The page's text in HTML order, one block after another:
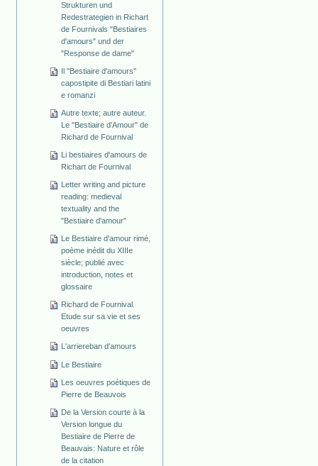
Strukturen und
Redestrategien in Richart
de Fournivals "Bestiaires
d'amours" und der
"Response de dame"
Il "Bestiaire d'amours"
capostipite di Bestiari latini
e romanzi
Autre texte; autre auteur.
Le "Bestiaire d'Amour" de
Richard de Fournival
Li bestiaires d'amours de
Richart de Fournival
Letter writing and picture
reading: medieval
textuality and the
"Bestiaire d'amour"
Le Bestiaire d'amour rimé,
poème inédit du XIIIe
siècle; publié avec
introduction, notes et
glossaire
Richard de Fournival.
Etude sur sa vie et ses
oeuvres
L'arriereban d'amours
Le Bestiaire
Les oeuvres poétiques de
Pierre de Beauvois
De la Version courte à la
Version longue du
Bestiaire de Pierre de
Beauvais: Nature et rôle
de la citation